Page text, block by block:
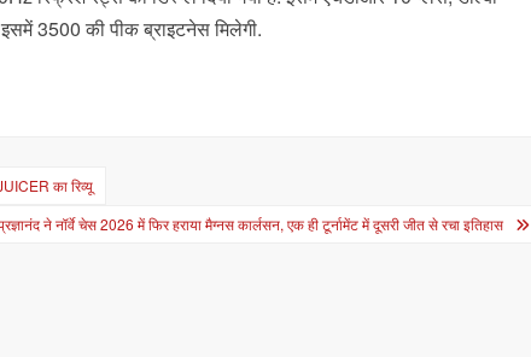
3500 की पीक ब्राइटनेस मिलेगी.
का रिव्यू
ने नॉर्वे चेस 2026 में फिर हराया मैग्नस कार्लसन, एक ही टूर्नामेंट में दूसरी जीत से रचा इतिहास